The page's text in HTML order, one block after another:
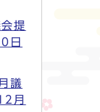
提
日
議
月